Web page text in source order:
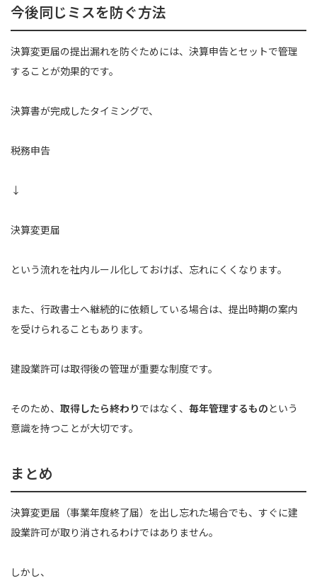
今後同じミスを防ぐ方法
決算変更届の提出漏れを防ぐためには、決算申告とセットで管理
することが効果的です。
決算書が完成したタイミングで、
税務申告
↓
決算変更届
という流れを社内ルール化しておけば、忘れにくくなります。
また、行政書士へ継続的に依頼している場合は、提出時期の案内
を受けられることもあります。
建設業許可は取得後の管理が重要な制度です。
そのため、 取得したら終わりではなく、 毎年管理するものという
意識を持つことが大切です。
まとめ
決算変更届（事業年度終了届）を出し忘れた場合でも、すぐに建
設業許可が取り消されるわけではありません。
しかし、